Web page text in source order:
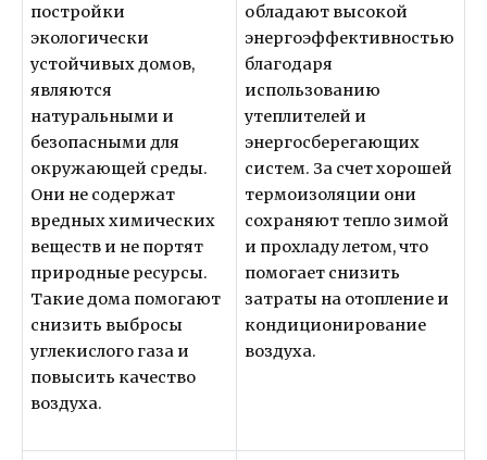
постройки
экологически
устойчивых домов,
являются
натуральными и
безопасными для
окружающей среды.
Они не содержат
вредных химических
веществ и не портят
природные ресурсы.
Такие дома помогают
снизить выбросы
углекислого газа и
повысить качество
воздуха.
обладают высокой
энергоэффективностью
благодаря
использованию
утеплителей и
энергосберегающих
систем. За счет хорошей
термоизоляции они
сохраняют тепло зимой
и прохладу летом, что
помогает снизить
затраты на отопление и
кондиционирование
воздуха.